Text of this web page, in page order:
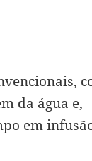
da água e,
em